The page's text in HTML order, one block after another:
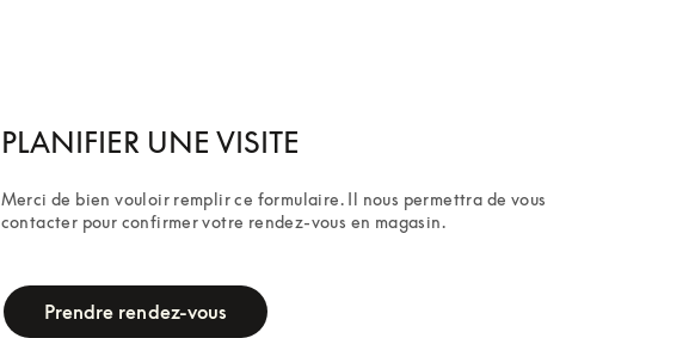
PLANIFIER UNE VISITE
Merci de bien vouloir remplir ce formulaire. Il nous permettra de vous
contacter pour confirmer votre rendez-vous en magasin.
Prendre rendez-vous